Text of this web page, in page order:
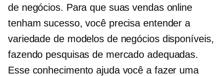
de negócios. Para que suas vendas online
tenham sucesso, você precisa entender a
variedade de modelos de negócios disponíveis,
fazendo pesquisas de mercado adequadas.
Esse conhecimento ajuda você a fazer uma